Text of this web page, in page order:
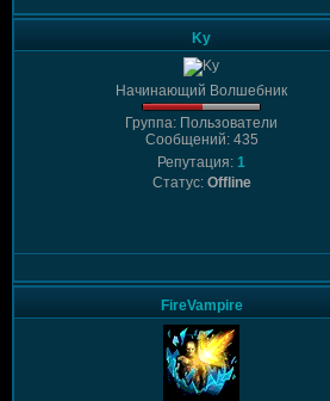
Ky
Начинающий Волшебник
Группа: Пользователи
Сообщений: 435
Репутация: 1
Статус: Offline
FireVampire